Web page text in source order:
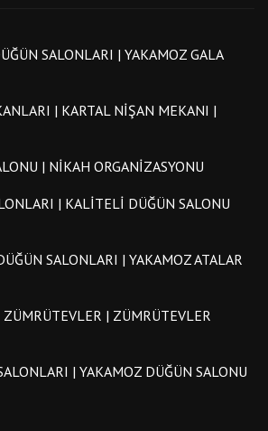
SALONLARI | YAKAMOZ GALA
| KARTAL NIŞAN MEKANI |
| NIKAH ORGANIZASYONU
| KALITELI DÜĞÜN SALONU
SALONLARI | YAKAMOZ ATALAR
| ZÜMRÜTEVLER
| YAKAMOZ DÜĞÜN SALONU